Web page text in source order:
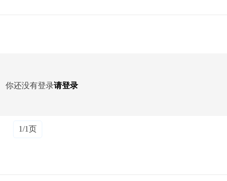
你还没有登录请登录
1/1页